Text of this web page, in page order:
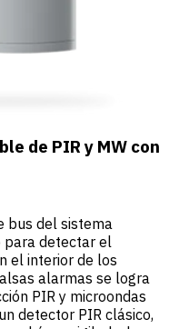
de PIR y MW con
bus del sistema
para detectar el
el interior de los
alarmas se logra
PIR y microondas
detector PIR clásico,